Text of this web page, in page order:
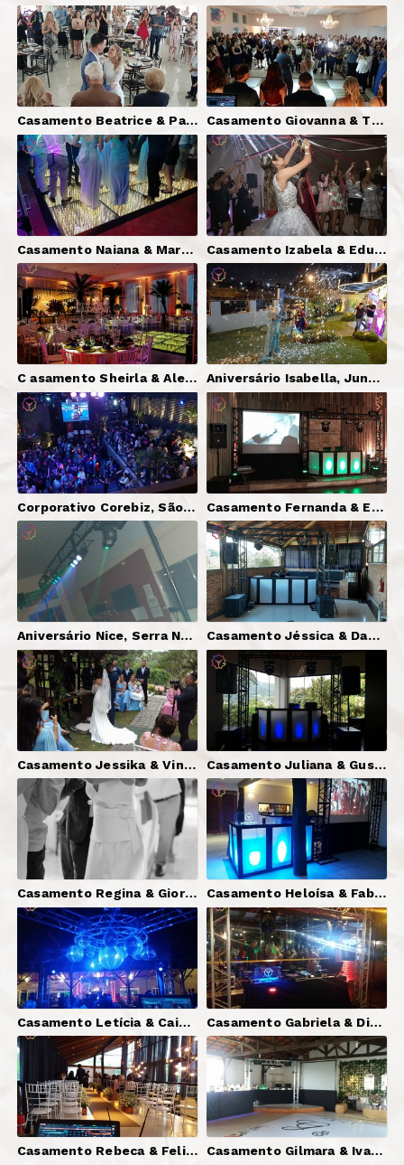
Casamento Beatrice & Paulo, Paulínia-SP | DJ Serginho Brazil + Som Casamento Giovanna & Thiago, Jundiaí-SP | DJ Serginho Brazil + Som + Iluminação (Pista e Cênica)
Casamento Naiana & Marcelo, Vinhedo-SP | DJ Serginho Brazil + Som + Iluminação + Pista LED Paris GOLD Casamento Izabela & Eduardo | DJ Serginho Brazil + Som + Pista X + Telão + Decorativas
C asamento Sheirla & Alex, Vinhedo-SP | DJ Serginho Brazil + Pista LED Paris GOLD + Iluminação Decorativa (Cerimônia e Festa) + Telão + Som (Cerimônia) Aniversário Isabella, Jundiaí-SP | Neve Artificial
Corporativo Corebiz, São Paulo-SP | Microfones + Luzes Decorativas + Apoio Sonorização Casamento Fernanda & Edcarlos, São Paulo-SP | DJ Serginho Brazil + Som + Iluminação + Telão
Aniversário Nice, Serra Negra-SP | DJ + Som + Iluminação Básica Casamento Jéssica & Daniel | DJ Serginho Brazil + Som (Cerimônia e Festa) + Iluminação + Telão
Casamento Jessika & Vinicyus, Santa Isabel-SP | DJ Serginho Brazil + Som (Cerimônia e Festa) Casamento Juliana & Gustavo, Cabreúva-SP | DJ Serginho Brazil + Som + Iluminação
Casamento Regina & Giorgio - Valinhos-SP | DJ Serginho Brazil + Som + Iluminação Básica Casamento Heloísa & Fabio, Vinhedo-SP | DJ Serginho Brazil + Som + Telão + Luzes Decorativas
Casamento Letícia & Caio, Jundiaí-SP | DJ Serginho Brazil + Som + Iluminação (Pista "X" e Cênica) + Telão Casamento Gabriela & Diego, Vinhedo-SP | DJ Serginho Brazil + Som + Iluminação (Pista e Decorativas)
Casamento Rebeca & Felipe, Vinhedo-SP | DJ Guilherme Gaisler + Som (Cerimônia e Festa) + Iluminação (Pista e Decorativa) Casamento Gilmara & Ivan, Barueri-SP | DJ Serginho Brazil + Som + Iluminação + Telão